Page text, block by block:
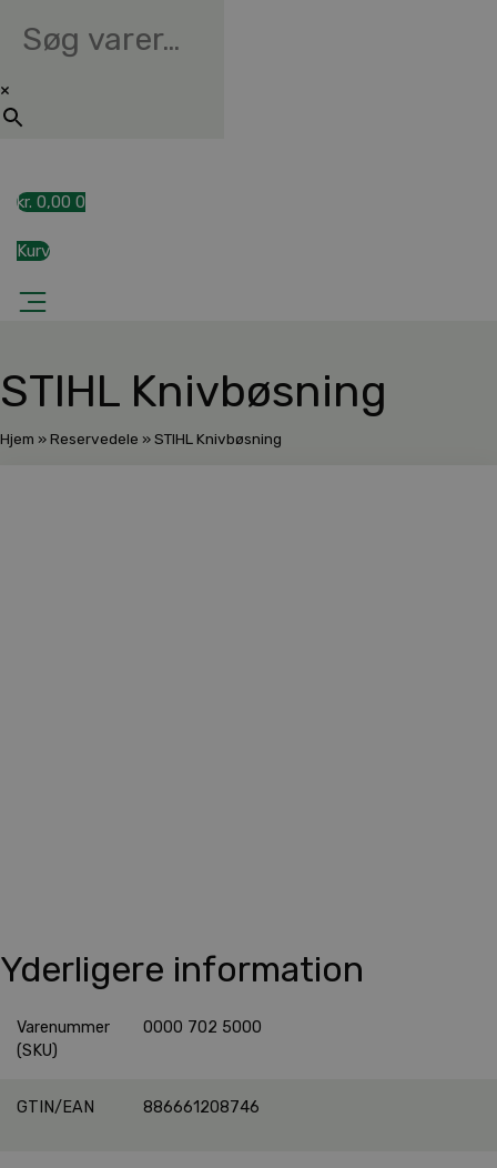
×
kr. 0,00 0
Kurv
STIHL Knivbøsning
Hjem »Reservedele »STIHL Knivbøsning
Yderligere information
Varenummer
(SKU)
0000 702 5000
GTIN/EAN 886661208746